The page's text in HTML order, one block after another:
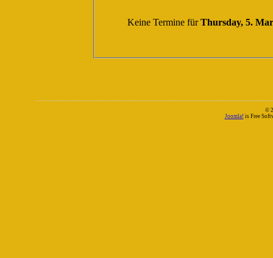
Keine Termine fürThursday, 5.
©
Joomla! is Free